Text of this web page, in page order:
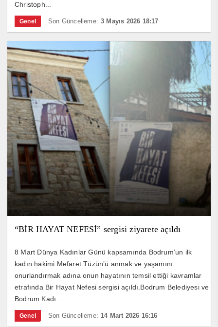
Christoph...
Genel Son Güncelleme: 3 Mayıs 2026 18:17
“BİR HAYAT NEFESİ” sergisi ziyarete açıldı
8 Mart Dünya Kadınlar Günü kapsamında Bodrum’un ilk
kadın hakimi Mefaret Tüzün’ü anmak ve yaşamını
onurlandırmak adına onun hayatının temsil ettiği kavramlar
etrafında Bir Hayat Nefesi sergisi açıldı.Bodrum Belediyesi ve
Bodrum Kadı...
Genel Son Güncelleme: 14 Mart 2026 16:16